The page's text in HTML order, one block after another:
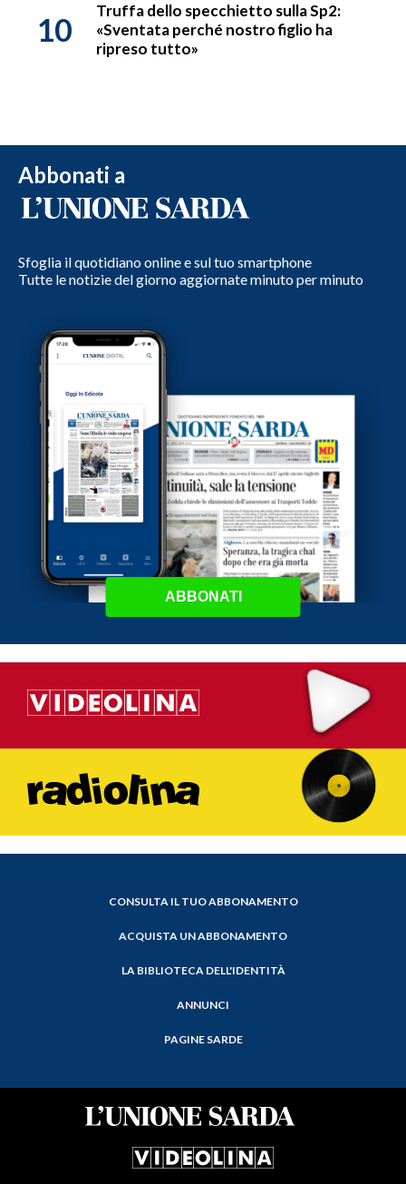
10
Truffa dello specchietto sulla Sp2:
«Sventata perché nostro figlio ha
ripreso tutto»
Abbonati a
Sfoglia il quotidiano online e sul tuo smartphone
Tutte le notizie del giorno aggiornate minuto per minuto
ABBONATI
CONSULTA IL TUO ABBONAMENTO
ACQUISTA UN ABBONAMENTO
LA BIBLIOTECA DELL'IDENTITÀ
ANNUNCI
PAGINE SARDE